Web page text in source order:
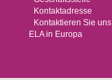
Kontaktadresse
Kontaktieren Sie uns
ELA in Europa